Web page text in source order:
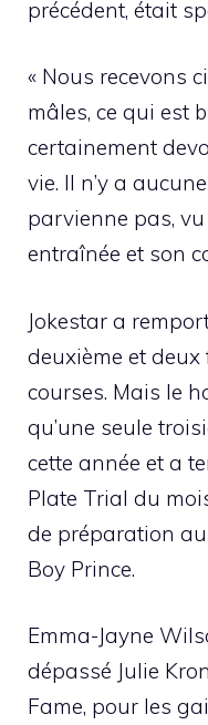
précédent, était
« Nous recevons
mâles, ce qui est
certainement
vie. Il n’y a
parvienne pas,
entraînée et son
Jokestar a
deuxième et
courses. Mais le
qu’une seule
cette année et a
Plate Trial du
de préparation
Boy Prince.
Emma-Jayne
dépassé Julie
Fame, pour les